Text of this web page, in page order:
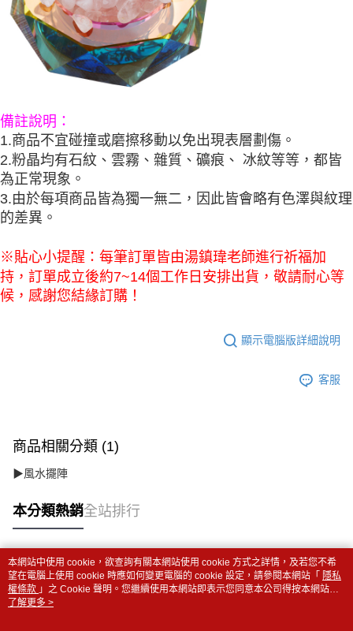
備註說明：
1.商品不宜碰撞或磨擦移動以免出現表層劃傷。
2.粉晶均有石紋、雲霧、雜質、礦痕、 冰紋等等，都皆
為正常現象。
3.由於每項商品皆為獨一無二，因此皆會略有色澤與紋理
的差異。
※貼心小提醒：每筆訂單皆由湯鎮瑋老師進行祈福加
持，訂單成立後約7~14個工作日安排出貨，敬請耐心等
候，感謝您結緣訂購！
顯示電腦版詳細說明
客服
商品相關分類 (1)
▶風水擺陣
本分類熱銷全站排行
熱門標籤
本網站中使用 cookie，欲查詢有關本網站使用 cookie 方式之詳情，及若您不希
望在電腦上使用 cookie 時應如何變更電腦的 cookie 設定，請參閱本網站「 隱私
權條款 」之 Cookie 聲明。您繼續使用本網站即表示您同意本公司得按本網站使
用條款之 Cookie 聲明使用 cookie。
了解更多 >